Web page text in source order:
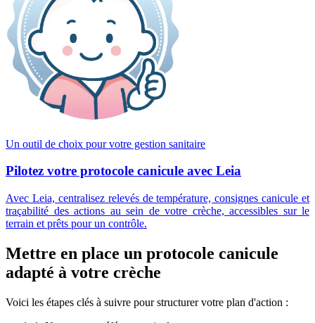
Un outil de choix pour votre gestion sanitaire
Pilotez votre protocole canicule avec Leia
Avec Leia, centralisez relevés de température, consignes canicule et
traçabilité des actions au sein de votre crèche, accessibles sur le
terrain et prêts pour un contrôle.
Mettre en place un protocole canicule
adapté à votre crèche
Voici les étapes clés à suivre pour structurer votre plan d'action :